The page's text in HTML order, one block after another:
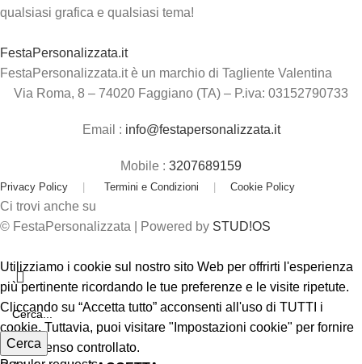
qualsiasi grafica e qualsiasi tema!
FestaPersonalizzata.it
FestaPersonalizzata.it è un marchio di Tagliente Valentina
Via Roma, 8 – 74020 Faggiano (TA) – P.iva: 03152790733
Email : info@festapersonalizzata.it
Mobile : 3207689159
Privacy Policy Termini e Condizioni Cookie Policy
Ci trovi anche su
© FestaPersonalizzata | Powered by STUD!OS
Cerca
Utilizziamo i cookie sul nostro sito Web per offrirti l'esperienza
più pertinente ricordando le tue preferenze e le visite ripetute.
Cliccando su “Accetta tutto” acconsenti all'uso di TUTTI i
cookie. Tuttavia, puoi visitare "Impostazioni cookie" per fornire
un consenso controllato.